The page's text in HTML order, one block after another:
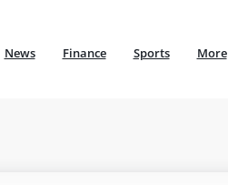
News Finance Sports More